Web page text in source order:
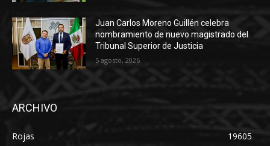
Juan Carlos Moreno Guillén celebra
nombramiento de nuevo magistrado del
Tribunal Superior de Justicia
5 agosto, 2026
ARCHIVO
Rojas
19605